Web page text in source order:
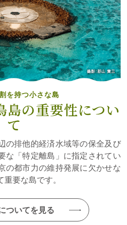
新たに記事を掲載しました!
橋様）
国境離島PRイベントのラッピ
催します！
情報は参考として掲載していま
新たに記事を掲載しました!
）
新たに記事を掲載しました!
を持つ小さな島
島の重要性につい
て
の排他的経済水域等の保全及び
な「特定離島」に指定されてい
の都市力の維持発展に欠かせな
要な島です。
ついてを見る